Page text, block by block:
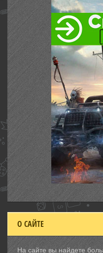
О САЙТЕ
На сайте вы найдете